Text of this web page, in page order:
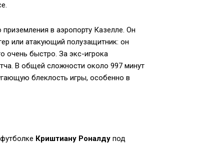
в аэропорту Казелле. Он
или атакующий полузащитник: он
очень быстро. За экс-игрока
В общей сложности около 997 минут
блеклость игры, особенно в
Криштиану Роналду под